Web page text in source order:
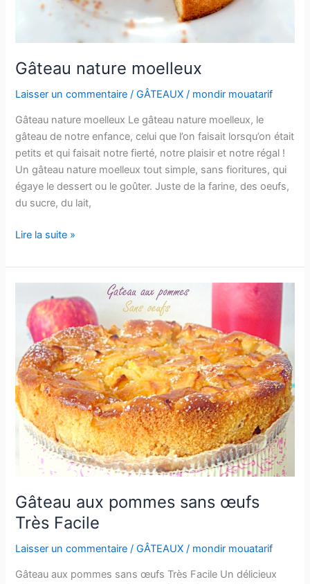
Gâteau nature moelleux
Laisser un commentaire /GÂTEAUX / mondir mouatarif
Gâteau nature moelleux Le gâteau nature moelleux, le
gâteau de notre enfance, celui que l’on faisait lorsqu’on était
petits et qui faisait notre fierté, notre plaisir et notre régal !
Un gâteau nature moelleux tout simple, sans fioritures, qui
égaye le dessert ou le goûter. Juste de la farine, des oeufs,
du sucre, du lait,
Gâteau
moelleux
Lire la suite »
Gâteau aux pommes sans œufs
Très Facile
Laisser un commentaire /GÂTEAUX / mondir mouatarif
Gâteau aux pommes sans œufs Très Facile Un délicieux